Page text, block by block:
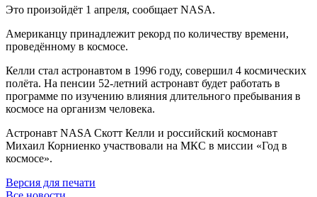
Это произойдёт 1 апреля, сообщает NASA.
Американцу принадлежит рекорд по количеству времени,
проведённому в космосе.
Келли стал астронавтом в 1996 году, совершил 4 космических
полёта. На пенсии 52-летний астронавт будет работать в
программе по изучению влияния длительного пребывания в
космосе на организм человека.
Астронавт NASA Скотт Келли и российский космонавт
Михаил Корниенко участвовали на МКС в миссии «Год в
космосе».
Версия для печати